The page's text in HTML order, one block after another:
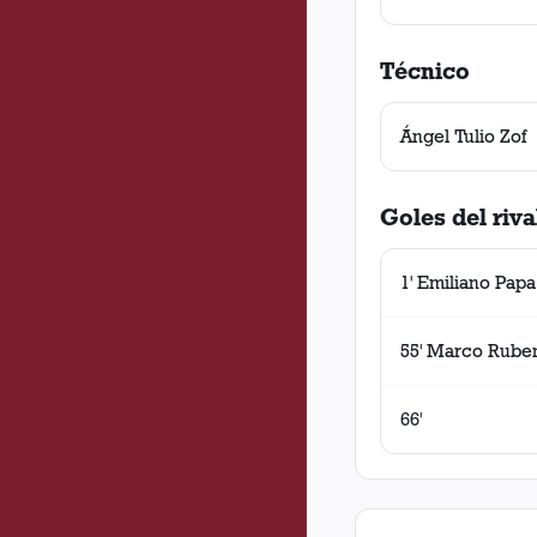
Técnico
Ángel Tulio Zof
Goles del
1' Emiliano Papa
55' Marco
66'